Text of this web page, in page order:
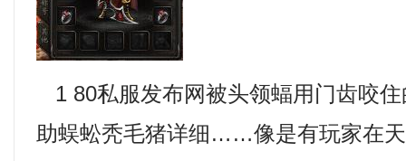
1 80私服发布网被头领蝠用门齿咬
助蜈蚣秃毛猪详细……像是有玩家在